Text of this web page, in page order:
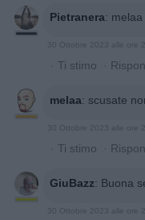
Pietranera:
· Ti stimo ·
melaa: scusate
· Ti stimo ·
GiuBazz: Buona